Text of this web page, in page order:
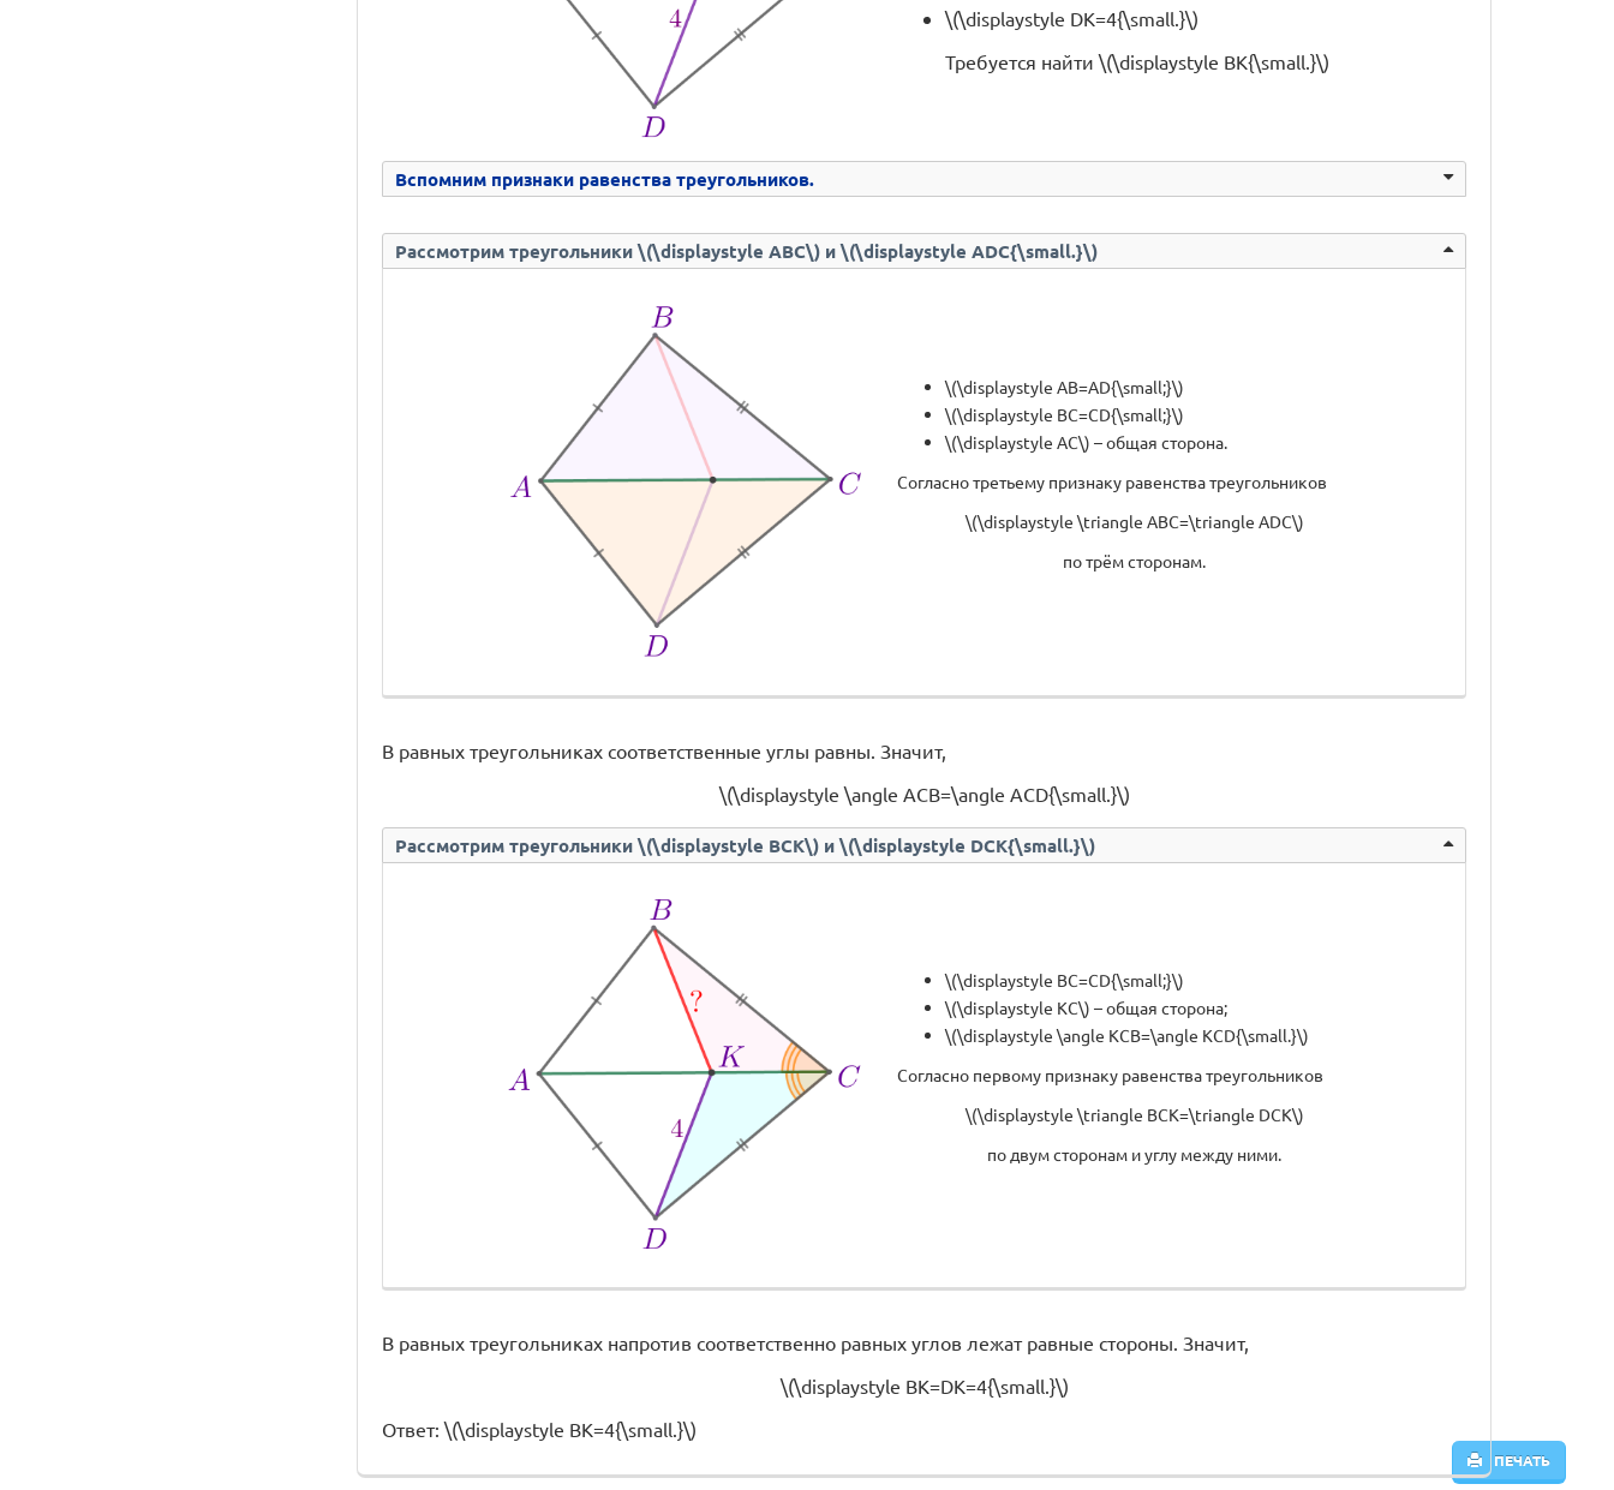
ПЕЧАТЬ
\(\displaystyle DK=4{\small.}\)
Требуется найти \(\displaystyle BK{\small.}\)
Вспомним признаки равенства треугольников.
Рассмотрим треугольники \(\displaystyle ABC\) и \(\displaystyle ADC{\small.}\)
\(\displaystyle AB=AD{\small;}\)
\(\displaystyle BC=CD{\small;}\)
\(\displaystyle AC\) – общая сторона.
Согласно третьему признаку равенства треугольников
\(\displaystyle \triangle ABC=\triangle ADC\)
по трём сторонам.
В равных треугольниках соответственные углы равны. Значит,
\(\displaystyle \angle ACB=\angle ACD{\small.}\)
Рассмотрим треугольники \(\displaystyle BCK\) и \(\displaystyle DCK{\small.}\)
\(\displaystyle BC=CD{\small;}\)
\(\displaystyle KC\) – общая сторона;
\(\displaystyle \angle KCB=\angle KCD{\small.}\)
Согласно первому признаку равенства треугольников
\(\displaystyle \triangle BCK=\triangle DCK\)
по двум сторонам и углу между ними.
В равных треугольниках напротив соответственно равных углов лежат равные стороны. Значит,
\(\displaystyle BK=DK=4{\small.}\)
Ответ: \(\displaystyle BK=4{\small.}\)